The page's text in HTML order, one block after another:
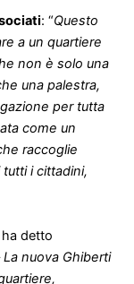
: “Questo
a un quartiere
non è solo una
una palestra,
per tutta
come un
raccoglie
i cittadini,
ha detto
La nuova Ghiberti